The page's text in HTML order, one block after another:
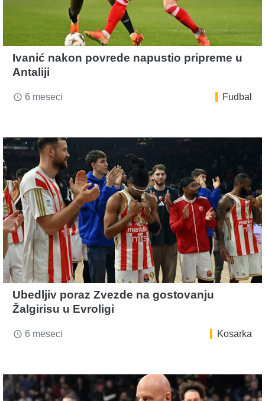
Ivanić nakon povrede napustio pripreme u
Antaliji
access_time 6 meseci Fudbal
Ubedljiv poraz Zvezde na gostovanju
Žalgirisu u Evroligi
access_time 6 meseci Kosarka